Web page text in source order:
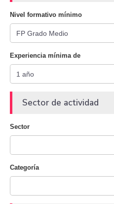
Nivel formativo mínimo
Experiencia mínima de
Sector de actividad
Sector
Categoría